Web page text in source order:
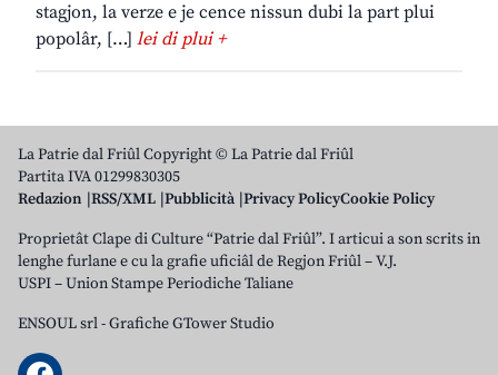
stagjon, la verze e je cence nissun dubi la part plui
popolâr, […] lei di plui +
La Patrie dal Friûl Copyright © La Patrie dal Friûl
Partita IVA 01299830305
Redazion RSS/XML Pubblicità Privacy PolicyCookie Policy
Proprietât Clape di Culture “Patrie dal Friûl”. I articui a son scrits in
lenghe furlane e cu la grafie uficiâl de Regjon Friûl – V.J.
USPI – Union Stampe Periodiche Taliane
ENSOUL srl-Grafiche GTower Studio